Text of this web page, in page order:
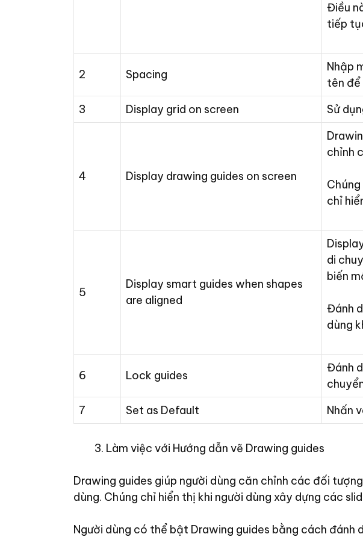
Điều
tiếp
2 Spacing
Nhập
tên
3
Display grid on screen Sử
4 Display drawing guides on screen
chỉnh
chỉ
5
Display smart guides when shapes
are aligned
di
biến
Đánh
dùng
6 Lock guides
Đánh
7
Set as Default Nhấn
Làm việc với Hướng dẫn vẽ Drawing guides
Drawing guides giúp người dùng căn chỉnh các đối
dùng. Chúng chỉ hiển thị khi người dùng xây dựng các
Người dùng có thể bật Drawing guides bằng cách đánh